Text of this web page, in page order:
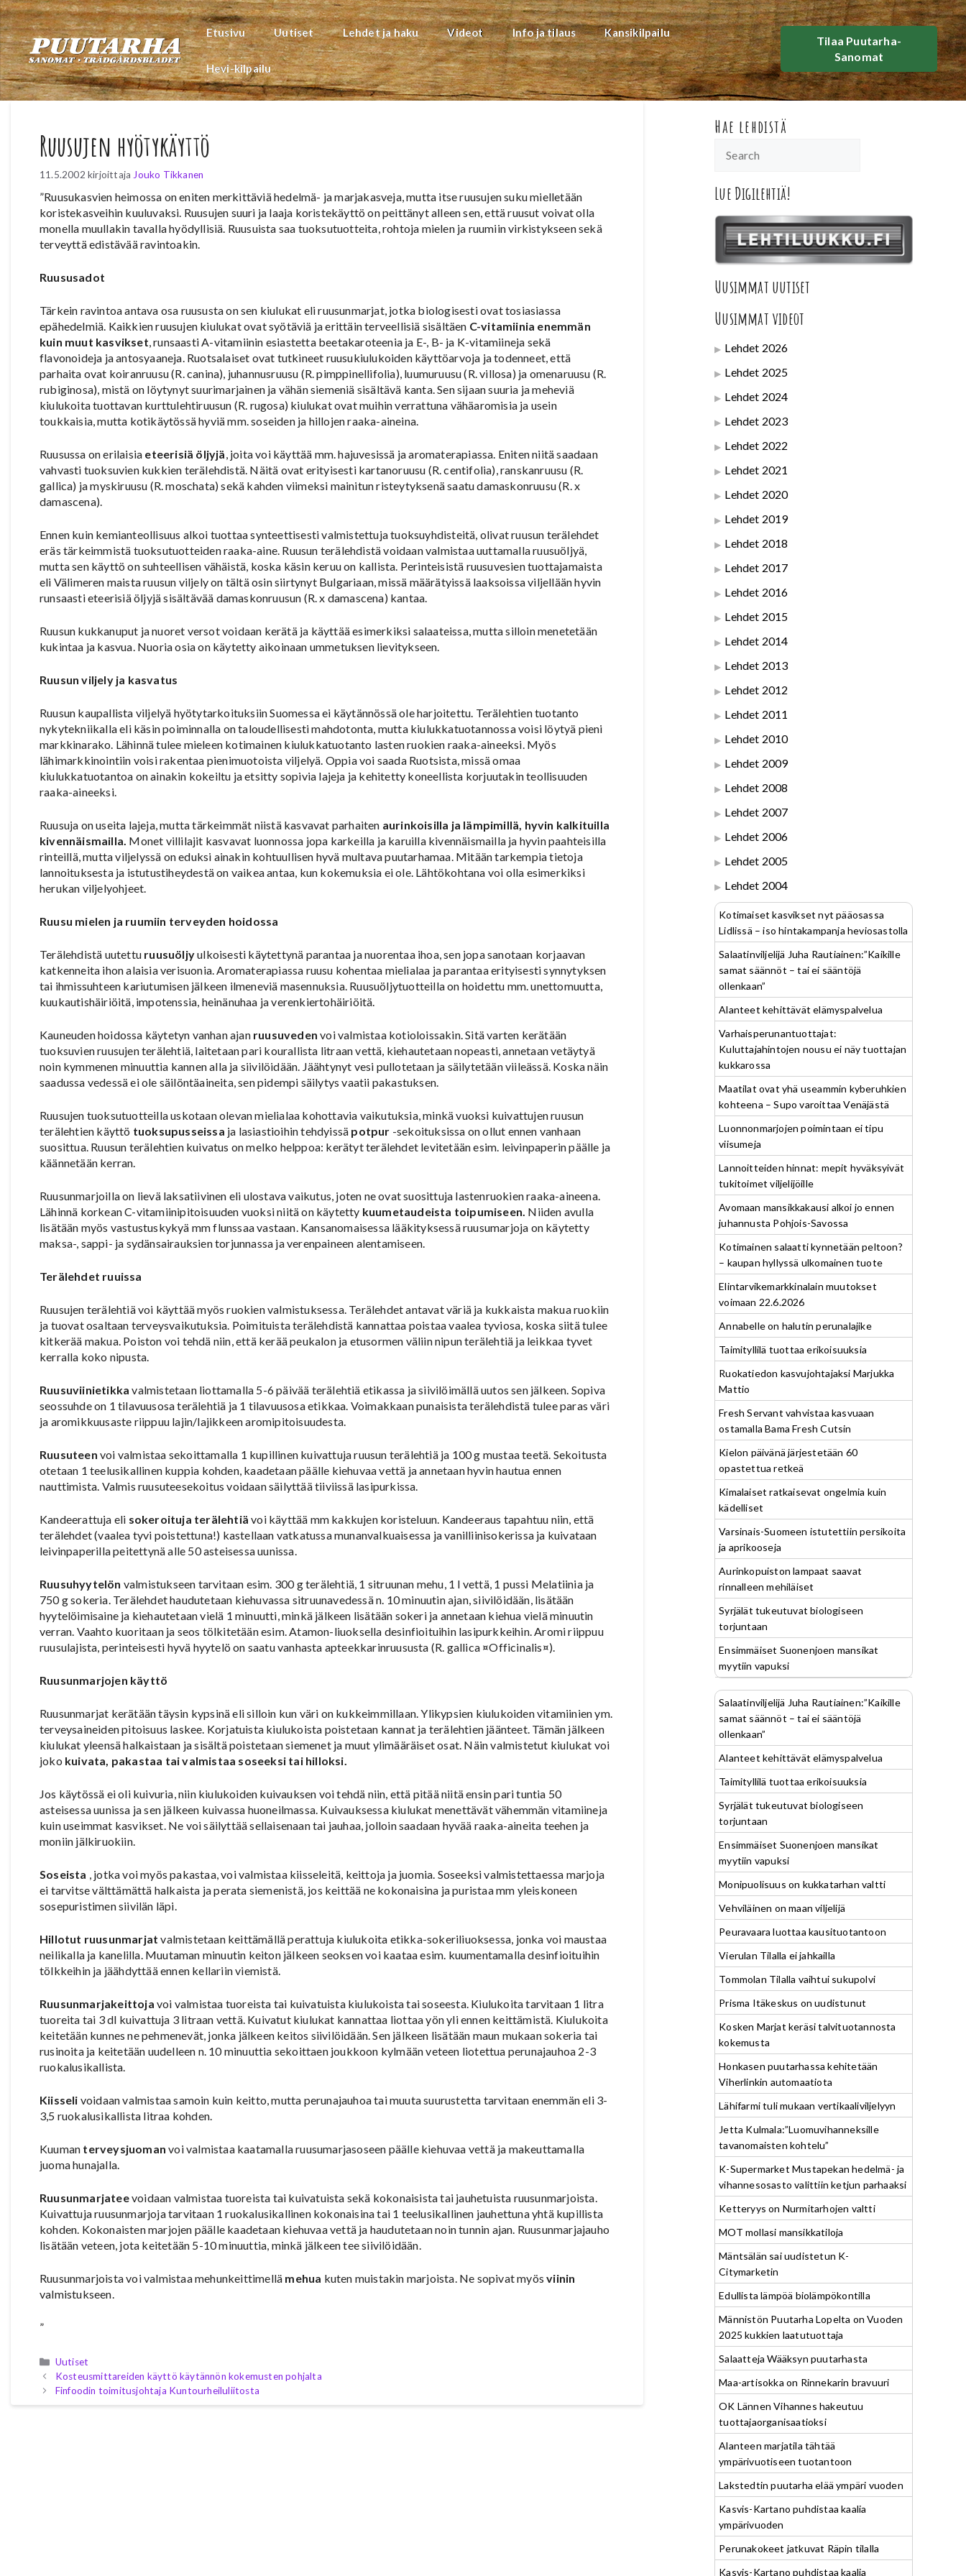
Siirry
sisältöön
Etusivu Uutiset Lehdet ja haku Videot Info ja tilaus Kansikilpailu
Hevi-kilpailu
Tilaa Puutarha-
Sanomat
Ruusujen hyötykäyttö
11.5.2002 kirjoittaja Jouko Tikkanen
”Ruusukasvien heimossa on eniten merkittäviä hedelmä- ja marjakasveja, mutta itse ruusujen suku mielletään
koristekasveihin kuuluvaksi. Ruusujen suuri ja laaja koristekäyttö on peittänyt alleen sen, että ruusut voivat olla
monella muullakin tavalla hyödyllisiä. Ruusuista saa tuoksutuotteita, rohtoja mielen ja ruumiin virkistykseen sekä
terveyttä edistävää ravintoakin.
Ruususadot
Tärkein ravintoa antava osa ruususta on sen kiulukat eli ruusunmarjat, jotka biologisesti ovat tosiasiassa
epähedelmiä. Kaikkien ruusujen kiulukat ovat syötäviä ja erittäin terveellisiä sisältäen C-vitamiinia enemmän
kuin muut kasvikset , runsaasti A-vitamiinin esiastetta beetakaroteenia ja E-, B- ja K-vitamiineja sekä
flavonoideja ja antosyaaneja. Ruotsalaiset ovat tutkineet ruusukiulukoiden käyttöarvoja ja todenneet, että
parhaita ovat koiranruusu (R. canina), juhannusruusu (R. pimppinellifolia), luumuruusu (R. villosa) ja omenaruusu (R.
rubiginosa), mistä on löytynyt suurimarjainen ja vähän siemeniä sisältävä kanta. Sen sijaan suuria ja meheviä
kiulukoita tuottavan kurttulehtiruusun (R. rugosa) kiulukat ovat muihin verrattuna vähäaromisia ja usein
toukkaisia, mutta kotikäytössä hyviä mm. soseiden ja hillojen raaka-aineina.
Ruusussa on erilaisia eteerisiä öljyjä , joita voi käyttää mm. hajuvesissä ja aromaterapiassa. Eniten niitä saadaan
vahvasti tuoksuvien kukkien terälehdistä. Näitä ovat erityisesti kartanoruusu (R. centifolia), ranskanruusu (R.
gallica) ja myskiruusu (R. moschata) sekä kahden viimeksi mainitun risteytyksenä saatu damaskonruusu (R. x
damascena).
Ennen kuin kemianteollisuus alkoi tuottaa synteettisesti valmistettuja tuoksuyhdisteitä, olivat ruusun terälehdet
eräs tärkeimmistä tuoksutuotteiden raaka-aine. Ruusun terälehdistä voidaan valmistaa uuttamalla ruusuöljyä,
mutta sen käyttö on suhteellisen vähäistä, koska käsin keruu on kallista. Perinteisistä ruusuvesien tuottajamaista
eli Välimeren maista ruusun viljely on tältä osin siirtynyt Bulgariaan, missä määrätyissä laaksoissa viljellään hyvin
runsaasti eteerisiä öljyjä sisältävää damaskonruusun (R. x damascena) kantaa.
Ruusun kukkanuput ja nuoret versot voidaan kerätä ja käyttää esimerkiksi salaateissa, mutta silloin menetetään
kukintaa ja kasvua. Nuoria osia on käytetty aikoinaan ummetuksen lievitykseen.
Ruusun viljely ja kasvatus
Ruusun kaupallista viljelyä hyötytarkoituksiin Suomessa ei käytännössä ole harjoitettu. Terälehtien tuotanto
nykytekniikalla eli käsin poiminnalla on taloudellisesti mahdotonta, mutta kiulukkatuotannossa voisi löytyä pieni
markkinarako. Lähinnä tulee mieleen kotimainen kiulukkatuotanto lasten ruokien raaka-aineeksi. Myös
lähimarkkinointiin voisi rakentaa pienimuotoista viljelyä. Oppia voi saada Ruotsista, missä omaa
kiulukkatuotantoa on ainakin kokeiltu ja etsitty sopivia lajeja ja kehitetty koneellista korjuutakin teollisuuden
raaka-aineeksi.
Ruusuja on useita lajeja, mutta tärkeimmät niistä kasvavat parhaiten aurinkoisilla ja lämpimillä, hyvin kalkituilla
kivennäismailla. Monet villilajit kasvavat luonnossa jopa karkeilla ja karuilla kivennäismailla ja hyvin paahteisilla
rinteillä, mutta viljelyssä on eduksi ainakin kohtuullisen hyvä multava puutarhamaa. Mitään tarkempia tietoja
lannoituksesta ja istutustiheydestä on vaikea antaa, kun kokemuksia ei ole. Lähtökohtana voi olla esimerkiksi
herukan viljelyohjeet.
Ruusu mielen ja ruumiin terveyden hoidossa
Terälehdistä uutettu ruusuöljyulkoisesti käytettynä parantaa ja nuorentaa ihoa, sen jopa sanotaan korjaavan
katkenneita ihon alaisia verisuonia. Aromaterapiassa ruusu kohentaa mielialaa ja parantaa erityisesti synnytyksen
tai ihmissuhteen kariutumisen jälkeen ilmeneviä masennuksia. Ruusuöljytuotteilla on hoidettu mm. unettomuutta,
kuukautishäiriöitä, impotenssia, heinänuhaa ja verenkiertohäiriöitä.
Kauneuden hoidossa käytetyn vanhan ajanruusuveden voi valmistaa kotioloissakin. Sitä varten kerätään
tuoksuvien ruusujen terälehtiä, laitetaan pari kourallista litraan vettä, kiehautetaan nopeasti, annetaan vetäytyä
noin kymmenen minuuttia kannen alla ja siivilöidään. Jäähtynyt vesi pullotetaan ja säilytetään viileässä. Koska näin
saadussa vedessä ei ole säilöntäaineita, sen pidempi säilytys vaatii pakastuksen.
Ruusujen tuoksutuotteilla uskotaan olevan mielialaa kohottavia vaikutuksia, minkä vuoksi kuivattujen ruusun
terälehtien käyttö tuoksupusseissa ja lasiastioihin tehdyissä potpur -sekoituksissa on ollut ennen vanhaan
suosittua. Ruusun terälehtien kuivatus on melko helppoa: kerätyt terälehdet levitetään esim. leivinpaperin päälle ja
käännetään kerran.
Ruusunmarjoilla on lievä laksatiivinen eli ulostava vaikutus, joten ne ovat suosittuja lastenruokien raaka-aineena.
Lähinnä korkean C-vitamiinipitoisuuden vuoksi niitä on käytetty kuumetaudeista toipumiseen. Niiden avulla
lisätään myös vastustuskykyä mm flunssaa vastaan. Kansanomaisessa lääkityksessä ruusumarjoja on käytetty
maksa-, sappi- ja sydänsairauksien torjunnassa ja verenpaineen alentamiseen.
Terälehdet ruuissa
Ruusujen terälehtiä voi käyttää myös ruokien valmistuksessa. Terälehdet antavat väriä ja kukkaista makua ruokiin
ja tuovat osaltaan terveysvaikutuksia. Poimituista terälehdistä kannattaa poistaa vaalea tyviosa, koska siitä tulee
kitkerää makua. Poiston voi tehdä niin, että kerää peukalon ja etusormen väliin nipun terälehtiä ja leikkaa tyvet
kerralla koko nipusta.
Ruusuviinietikka valmistetaan liottamalla 5-6 päivää terälehtiä etikassa ja siivilöimällä uutos sen jälkeen. Sopiva
seossuhde on 1 tilavuusosa terälehtiä ja 1 tilavuusosa etikkaa. Voimakkaan punaisista terälehdistä tulee paras väri
ja aromikkuusaste riippuu lajin/lajikkeen aromipitoisuudesta.
Ruusuteen voi valmistaa sekoittamalla 1 kupillinen kuivattuja ruusun terälehtiä ja 100 g mustaa teetä. Sekoitusta
otetaan 1 teelusikallinen kuppia kohden, kaadetaan päälle kiehuvaa vettä ja annetaan hyvin hautua ennen
nauttimista. Valmis ruusuteesekoitus voidaan säilyttää tiiviissä lasipurkissa.
Kandeerattuja eli sokeroituja terälehtiävoi käyttää mm kakkujen koristeluun. Kandeeraus tapahtuu niin, että
terälehdet (vaalea tyvi poistettuna!) kastellaan vatkatussa munanvalkuaisessa ja vanilliinisokerissa ja kuivataan
leivinpaperilla peitettynä alle 50 asteisessa uunissa.
Ruusuhyytelön valmistukseen tarvitaan esim. 300 g terälehtiä, 1 sitruunan mehu, 1 l vettä, 1 pussi Melatiinia ja
750 g sokeria. Terälehdet haudutetaan kiehuvassa sitruunavedessä n. 10 minuutin ajan, siivilöidään, lisätään
hyytelöimisaine ja kiehautetaan vielä 1 minuutti, minkä jälkeen lisätään sokeri ja annetaan kiehua vielä minuutin
verran. Vaahto kuoritaan ja seos tölkitetään esim. Atamon-liuoksella desinfioituihin lasipurkkeihin. Aromi riippuu
ruusulajista, perinteisesti hyvä hyytelö on saatu vanhasta apteekkarinruususta (R. gallica ¤Officinalis¤).
Ruusunmarjojen käyttö
Ruusunmarjat kerätään täysin kypsinä eli silloin kun väri on kukkeimmillaan. Ylikypsien kiulukoiden vitamiinien ym.
terveysaineiden pitoisuus laskee. Korjatuista kiulukoista poistetaan kannat ja terälehtien jäänteet. Tämän jälkeen
kiulukat yleensä halkaistaan ja sisältä poistetaan siemenet ja muut ylimääräiset osat. Näin valmistetut kiulukat voi
joko kuivata, pakastaa tai valmistaa soseeksi tai hilloksi.
Jos käytössä ei oli kuivuria, niin kiulukoiden kuivauksen voi tehdä niin, että pitää niitä ensin pari tuntia 50
asteisessa uunissa ja sen jälkeen kuivassa huoneilmassa. Kuivauksessa kiulukat menettävät vähemmän vitamiineja
kuin useimmat kasvikset. Ne voi säilyttää sellaisenaan tai jauhaa, jolloin saadaan hyvää raaka-aineita teehen ja
moniin jälkiruokiin.
Soseista , jotka voi myös pakastaa, voi valmistaa kiisseleitä, keittoja ja juomia. Soseeksi valmistettaessa marjoja
ei tarvitse välttämättä halkaista ja perata siemenistä, jos keittää ne kokonaisina ja puristaa mm yleiskoneen
sosepuristimen siivilän läpi.
Hillotut ruusunmarjat valmistetaan keittämällä perattuja kiulukoita etikka-sokeriliuoksessa, jonka voi maustaa
neilikalla ja kanelilla. Muutaman minuutin keiton jälkeen seoksen voi kaataa esim. kuumentamalla desinfioituihin
tölkkeihin ja jäähdyttää ennen kellariin viemistä.
Ruusunmarjakeittoja voi valmistaa tuoreista tai kuivatuista kiulukoista tai soseesta. Kiulukoita tarvitaan 1 litra
tuoreita tai 3 dl kuivattuja 3 litraan vettä. Kuivatut kiulukat kannattaa liottaa yön yli ennen keittämistä. Kiulukoita
keitetään kunnes ne pehmenevät, jonka jälkeen keitos siivilöidään. Sen jälkeen lisätään maun mukaan sokeria tai
rusinoita ja keitetään uudelleen n. 10 minuuttia sekoittaen joukkoon kylmään veteen liotettua perunajauhoa 2-3
ruokalusikallista.
Kiisseli voidaan valmistaa samoin kuin keitto, mutta perunajauhoa tai muuta suurustetta tarvitaan enemmän eli 3-
3,5 ruokalusikallista litraa kohden.
Kuuman terveysjuoman voi valmistaa kaatamalla ruusumarjasoseen päälle kiehuvaa vettä ja makeuttamalla
juoma hunajalla.
Ruusunmarjateevoidaan valmistaa tuoreista tai kuivatuista sekä kokonaisista tai jauhetuista ruusunmarjoista.
Kuivattuja ruusunmarjoja tarvitaan 1 ruokalusikallinen kokonaisina tai 1 teelusikallinen jauhettuna yhtä kupillista
kohden. Kokonaisten marjojen päälle kaadetaan kiehuvaa vettä ja haudutetaan noin tunnin ajan. Ruusunmarjajauho
lisätään veteen, jota keitetään 5-10 minuuttia, minkä jälkeen tee siivilöidään.
Ruusunmarjoista voi valmistaa mehunkeittimellä mehua kuten muistakin marjoista. Ne sopivat myös viinin
valmistukseen.
”
Kategoriat
Uutiset
Kosteusmittareiden käyttö käytännön kokemusten pohjalta
Finfoodin toimitusjohtaja Kuntourheiluliitosta
Hae lehdistä
Lue Digilehtiä!
Uusimmat uutiset
Uusimmat videot
Lehdet 2026
Lehdet 2025
Lehdet 2024
Lehdet 2023
Lehdet 2022
Lehdet 2021
Lehdet 2020
Lehdet 2019
Lehdet 2018
Lehdet 2017
Lehdet 2016
Lehdet 2015
Lehdet 2014
Lehdet 2013
Lehdet 2012
Lehdet 2011
Lehdet 2010
Lehdet 2009
Lehdet 2008
Lehdet 2007
Lehdet 2006
Lehdet 2005
Lehdet 2004
Kotimaiset kasvikset nyt pääosassa
Lidlissä – iso hintakampanja heviosastolla
Salaatinviljelijä Juha Rautiainen:”Kaikille
samat säännöt – tai ei sääntöjä
ollenkaan”
Alanteet kehittävät elämyspalvelua
Varhaisperunantuottajat:
Kuluttajahintojen nousu ei näy tuottajan
kukkarossa
Maatilat ovat yhä useammin kyberuhkien
kohteena – Supo varoittaa Venäjästä
Luonnonmarjojen poimintaan ei tipu
viisumeja
Lannoitteiden hinnat: mepit hyväksyivät
tukitoimet viljelijöille
Avomaan mansikkakausi alkoi jo ennen
juhannusta Pohjois-Savossa
Kotimainen salaatti kynnetään peltoon?
– kaupan hyllyssä ulkomainen tuote
Elintarvikemarkkinalain muutokset
voimaan 22.6.2026
Annabelle on halutin perunalajike
Taimityllilä tuottaa erikoisuuksia
Ruokatiedon kasvujohtajaksi Marjukka
Mattio
Fresh Servant vahvistaa kasvuaan
ostamalla Bama Fresh Cutsin
Kielon päivänä järjestetään 60
opastettua retkeä
Kimalaiset ratkaisevat ongelmia kuin
kädelliset
Varsinais-Suomeen istutettiin persikoita
ja aprikooseja
Aurinkopuiston lampaat saavat
rinnalleen mehiläiset
Syrjälät tukeutuvat biologiseen
torjuntaan
Ensimmäiset Suonenjoen mansikat
myytiin vapuksi
Salaatinviljelijä Juha Rautiainen:”Kaikille
samat säännöt – tai ei sääntöjä
ollenkaan”
Alanteet kehittävät elämyspalvelua
Taimityllilä tuottaa erikoisuuksia
Syrjälät tukeutuvat biologiseen
torjuntaan
Ensimmäiset Suonenjoen mansikat
myytiin vapuksi
Monipuolisuus on kukkatarhan valtti
Vehviläinen on maan viljelijä
Peuravaara luottaa kausituotantoon
Vierulan Tilalla ei jahkailla
Tommolan Tilalla vaihtui sukupolvi
Prisma Itäkeskus on uudistunut
Kosken Marjat keräsi talvituotannosta
kokemusta
Honkasen puutarhassa kehitetään
Viherlinkin automaatiota
Lähifarmi tuli mukaan vertikaaliviljelyyn
Jetta Kulmala:”Luomuvihanneksille
tavanomaisten kohtelu”
K-Supermarket Mustapekan hedelmä- ja
vihannesosasto valittiin ketjun parhaaksi
Ketteryys on Nurmitarhojen valtti
MOT mollasi mansikkatiloja
Mäntsälän sai uudistetun K-
Citymarketin
Edullista lämpöä biolämpökontilla
Männistön Puutarha Lopelta on Vuoden
2025 kukkien laatutuottaja
Salaatteja Wääksyn puutarhasta
Maa-artisokka on Rinnekarin bravuuri
OK Lännen Vihannes hakeutuu
tuottajaorganisaatioksi
Alanteen marjatila tähtää
ympärivuotiseen tuotantoon
Lakstedtin puutarha elää ympäri vuoden
Kasvis-Kartano puhdistaa kaalia
ympärivuoden
Perunakokeet jatkuvat Räpin tilalla
Kasvis-Kartano puhdistaa kaalia